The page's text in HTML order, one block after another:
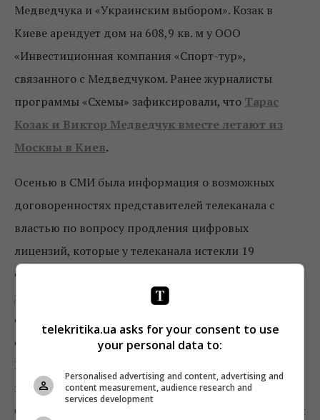
Медведчука и «Украинским выбором». Козак в
Киеве арендует дом на 608,9 кв. м у ООО
«Инвестиционная компания «Спорт-тур»,
связанного с Медведчуком. Ранее журналисты
программы «Схемы» зафиксировали, что Тарас
Козак и Виктор Медведчук вместе летают из
Москвы в Киев.
Осенью в СМИ была информация о возможных
договоренностях представителей телеканала с
властью по вопросу продления цифровых
лицензий, которые у телеканала истекли 19
сентября. Пропрезидентский Нацсовет 18 октября
принял решение
перенести на неограниченный
срок вопрос продления телеканалу «112 Украина»
его пяти региональных цифровых лицензий.
Регулятор
постановление по иску телеканала к регулятору –
Окружной административный суд Киева 17 октября
telekritika.ua asks for your consent to use
your personal data to:
Personalised advertising and content, advertising and
content measurement, audience research and
services development